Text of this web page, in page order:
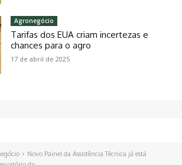
Agronegócio
Tarifas dos EUA criam incertezas e
chances para o agro
17 de abril de 2025